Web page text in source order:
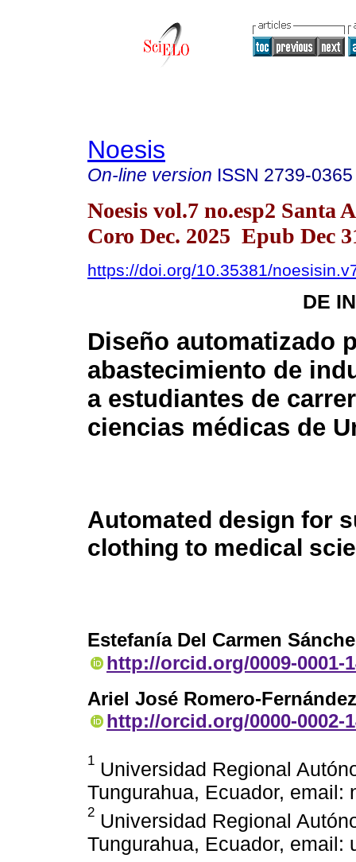
Noesis
On-line version ISSN 2739-0365
Noesis vol.7 no.esp2 Santa
Coro Dec. 2025 Epub Dec
https://doi.org/10.35381/
DE
Diseño automatizado
abastecimiento de
a estudiantes de
ciencias médicas de
Automated design for
clothing to medical
Estefanía Del Carmen
http://orcid.org/0009-0001-
Ariel José Romero-Fernández
http://orcid.org/0000-0002-
1 Universidad Regional
Tungurahua, Ecuador, email:
2 Universidad Regional
Tungurahua, Ecuador, email: